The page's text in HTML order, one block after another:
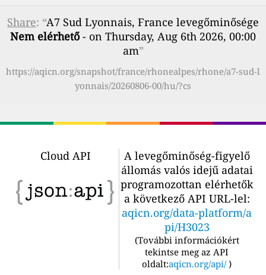
Share: “A7 Sud Lyonnais, France levegőminősége
Nem elérhető- on Thursday, Aug 6th 2026, 00:00
am”
https://aqicn.org/snapshot/france/rhonealpes/rhone/a7-sud-l
yonnais/20260806-00/hu/?cs
Cloud API
A levegőminőség-figyelő
állomás valós idejű adatai
programozottan elérhetők
a következő API URL-lel:
aqicn.org/data-platform/a
pi/H3023
(További információkért
tekintse meg az API
oldalt:aqicn.org/api/ )